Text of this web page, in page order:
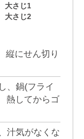
大さじ1
大さじ2
縦にせん切り
、鍋(フライ
熱してからゴ
汁気がなくな